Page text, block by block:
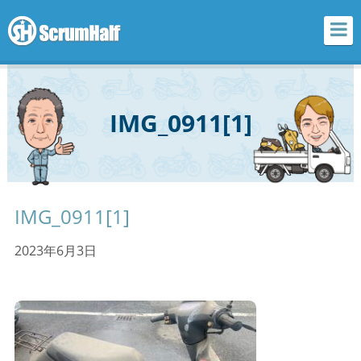
IMG_0911[1]
IMG_0911[1]
2023年6月3日